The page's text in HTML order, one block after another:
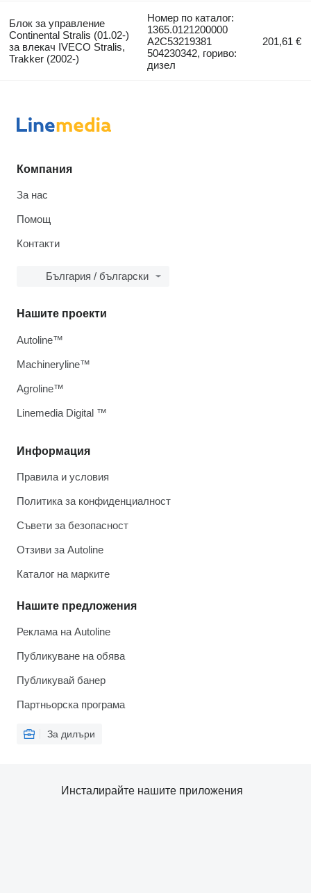
Блок за управление
Continental Stralis (01.02-)
за влекач IVECO Stralis,
Trakker (2002-)
Номер по каталог:
1365.0121200000
A2C53219381
504230342, гориво:
дизел
201,61 €
Компания
За нас
Помощ
Контакти
България / български
Информация
Правила и условия
Политика за конфиденциалност
Съвети за безопасност
Отзиви за Autoline
Каталог на марките
Нашите предложения
Реклама на Autoline
Публикуване на обява
Публикувай банер
Партньорска програма
За дилъри
Нашите проекти
Autoline™
Machineryline™
Agroline™
Linemedia Digital ™
Инсталирайте нашите приложения